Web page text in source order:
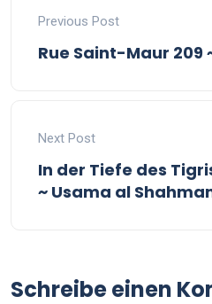
Previous Post
Rue Saint-Maur 209
Next Post
In der Tiefe des
~ Usama al
Schreibe einen